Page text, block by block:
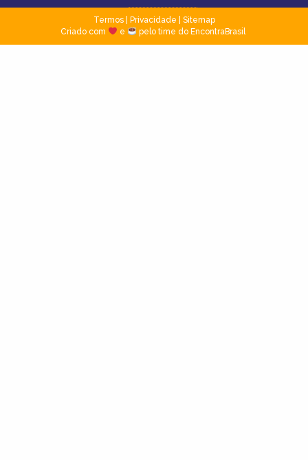
Termos| Privacidade
Sitemap
Criado com
e pelo time do EncontraBrasil